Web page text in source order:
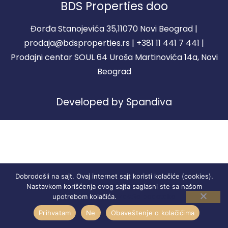
BDS Properties doo
Đorđa Stanojevića 35,11070 Novi Beograd |
prodaja@bdsproperties.rs | +381 11 441 7 441 |
Prodajni centar SOUL 64 Uroša Martinovića 14a, Novi
Beograd
Developed by Spandiva
STANOVI REGISTRACIJA
Dobrodošli na sajt. Ovaj internet sajt koristi kolačiće (cookies).
Nastavkom korišćenja ovog sajta saglasni ste sa našom
upotrebom kolačića.
Prihvatam Ne Obaveštenje o kolačićima